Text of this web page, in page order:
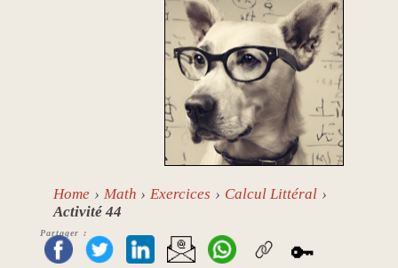
Home Math Exercices
Calcul Littéral
Activité 44
Partager :
🔑